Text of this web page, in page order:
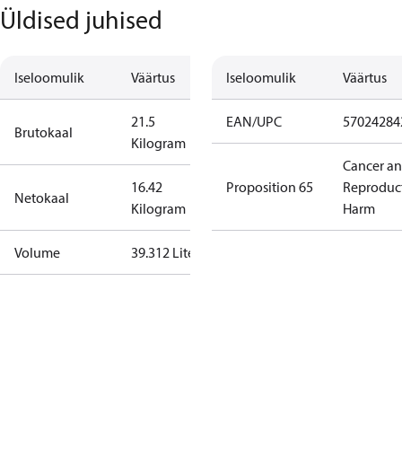
Üldised juhised
Iseloomulik Väärtus
Brutokaal
21.5
Kilogram
Netokaal
16.42
Kilogram
Volume 39.312 Liter
Iseloomulik Väärtus
EAN/UPC
Proposition 65
Cancer
Harm